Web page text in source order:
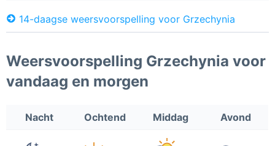
14-daagse weersvoorspelling voor Grzechynia
Weersvoorspelling Grzechynia voor
vandaag en morgen
Nacht Ochtend Middag Avond